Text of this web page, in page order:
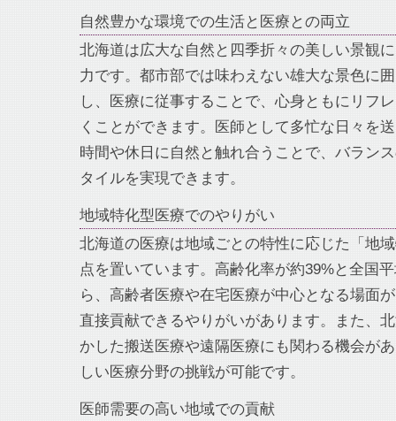
自然豊かな環境での生活と医療との両立
北海道は広大な自然と四季折々の美しい景観
力です。都市部では味わえない雄大な景色に
し、医療に従事することで、心身ともにリフ
くことができます。医師として多忙な日々を
時間や休日に自然と触れ合うことで、バラン
タイルを実現できます。
地域特化型医療でのやりがい
北海道の医療は地域ごとの特性に応じた「地
点を置いています。高齢化率が約39%と全国
ら、高齢者医療や在宅医療が中心となる場面
直接貢献できるやりがいがあります。また、
かした搬送医療や遠隔医療にも関わる機会が
しい医療分野の挑戦が可能です。
医師需要の高い地域での貢献